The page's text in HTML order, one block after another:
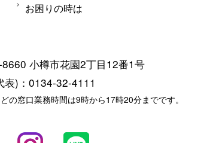
お困りの時は
小樽市花園2丁目12番1号
表)：0134-32-4111
の窓口業務時間は9時から17時20分までです。